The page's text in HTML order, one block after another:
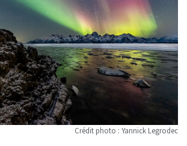
Crédit photo : Yannick Legrodec